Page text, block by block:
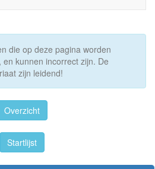
die op deze pagina worden
kunnen incorrect zijn. De
zijn leidend!
Overzicht
Startlijst